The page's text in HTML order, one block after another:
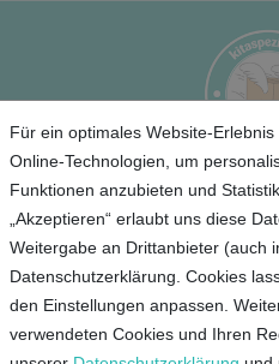
Für ein optimales Website-
Online-Technologien, um
Funktionen anzubieten und
„Akzeptieren“ erlaubt uns diese
Weitergabe an Drittanbieter (auch
Datenschutzerklärung. Cookies
den Einstellungen anpassen.
verwendeten Cookies und Ihren
AGB